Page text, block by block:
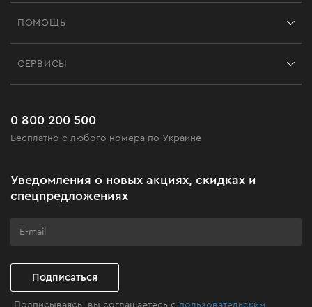
Черная пятница
Клуб мастерства
ПОМОЩЬ
Часто задаваемые вопросы
СЕРВИСЫ
0 800 200 500
Бесплатно с любого номера по Украине
Уведомления о новых акциях, скидках и
спецпредложениях
Подписаться
Подписываясь, вы соглашаетесь с пользовательским